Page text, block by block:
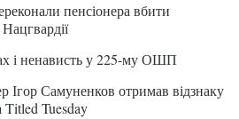
пенсіонера вбити
і ненависть у 225-му ОШП
Ігор Самуненков отримав відзнаку
Titled Tuesday